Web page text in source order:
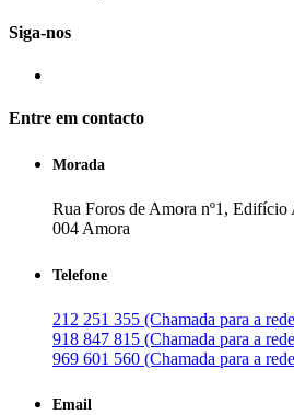
Siga-nos
Entre em contacto
Morada
Rua Foros de Amora nº1,
004 Amora
Telefone
212 251 355 (Chamada para a
918 847 815 (Chamada para a
969 601 560 (Chamada para a
Email